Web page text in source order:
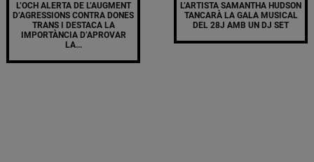
L’OCH ALERTA DE L’AUGMENT
D’AGRESSIONS CONTRA DONES
TRANS I DESTACA LA
IMPORTÀNCIA D’APROVAR
LA...
L’ARTISTA SAMANTHA HUDSON
TANCARÀ LA GALA MUSICAL
DEL 28J AMB UN DJ SET